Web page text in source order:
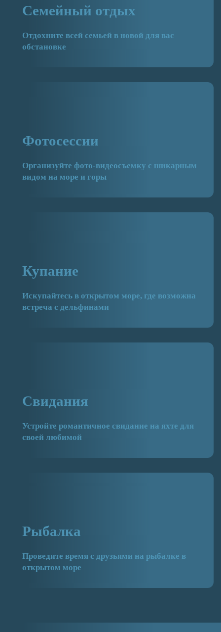
Семейный отдых
Отдохните всей семьей в новой для вас
обстановке
Фотосессии
Организуйте фото-видеосъемку с шикарным
видом на море и горы
Купание
Искупайтесь в открытом море, где возможна
встреча с дельфинами
Свидания
Устройте романтичное свидание на яхте для
своей любимой
Рыбалка
Проведите время с друзьями на рыбалке в
открытом море